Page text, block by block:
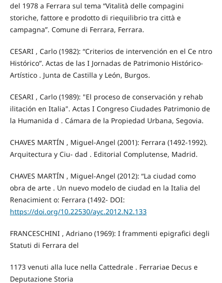
del 1978 a Ferrara sul tema “Vitalità delle compagini
storiche, fattore e prodotto di riequilibrio tra città e
campagna”. Comune di Ferrara, Ferrara.
CESARI , Carlo (1982): “Criterios de intervención en el Ce ntro
Histórico”. Actas de las I Jornadas de Patrimonio Histórico-
Artístico . Junta de Castilla y León, Burgos.
CESARI , Carlo (1989): "El proceso de conservación y rehab
ilitación en Italia". Actas I Congreso Ciudades Patrimonio de
la Humanida d . Cámara de la Propiedad Urbana, Segovia.
CHAVES MARTÍN , Miguel-Angel (2001): Ferrara (1492-1992).
Arquitectura y Ciu- dad . Editorial Complutense, Madrid.
CHAVES MARTÍN , Miguel-Angel (2012): “La ciudad como
obra de arte . Un nuevo modelo de ciudad en la Italia del
Renacimient o: Ferrara (1492- DOI:
https://doi.org/10.22530/ayc.2012.N2.133
FRANCESCHINI , Adriano (1969): I frammenti epigrafici degli
Statuti di Ferrara del
1173 venuti alla luce nella Cattedrale . Ferrariae Decus e
Deputazione Storia